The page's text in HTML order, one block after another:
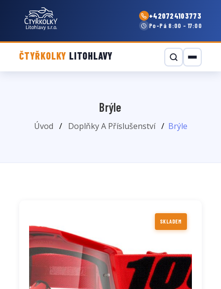
+420724103773
Po–Pá 8:00 - 17:00
ČTYŘKOLKY LITOHLAVY
Brýle
Úvod Doplňky A Příslušenství Brýle
SKLADEM